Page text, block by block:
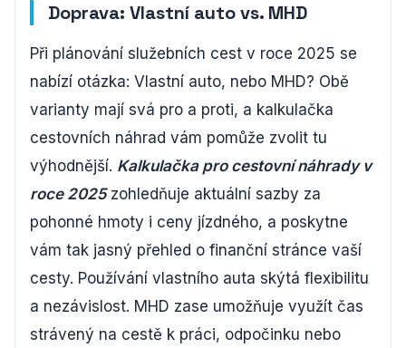
Doprava: Vlastní auto vs. MHD
Při plánování služebních cest v roce 2025 se
nabízí otázka: Vlastní auto, nebo MHD? Obě
varianty mají svá pro a proti, a kalkulačka
cestovních náhrad vám pomůže zvolit tu
výhodnější. Kalkulačka pro cestovní náhrady v
roce 2025zohledňuje aktuální sazby za
pohonné hmoty i ceny jízdného, a poskytne
vám tak jasný přehled o finanční stránce vaší
cesty. Používání vlastního auta skýtá flexibilitu
a nezávislost. MHD zase umožňuje využít čas
strávený na cestě k práci, odpočinku nebo